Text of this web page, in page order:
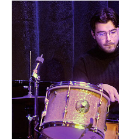
Show larger version for: